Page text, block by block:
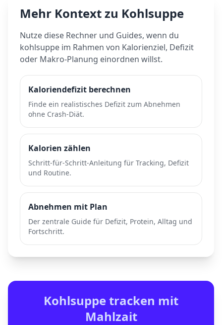
Mehr Kontext zu Kohlsuppe
Nutze diese Rechner und Guides, wenn du
kohlsuppe im Rahmen von Kalorienziel, Defizit
oder Makro-Planung einordnen willst.
Kaloriendefizit berechnen
Finde ein realistisches Defizit zum Abnehmen
ohne Crash-Diät.
Kalorien zählen
Schritt-für-Schritt-Anleitung für Tracking, Defizit
und Routine.
Abnehmen mit Plan
Der zentrale Guide für Defizit, Protein, Alltag und
Fortschritt.
Kohlsuppetracken mit
Mahlzait